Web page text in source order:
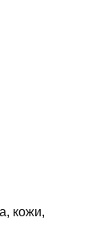
кожи,